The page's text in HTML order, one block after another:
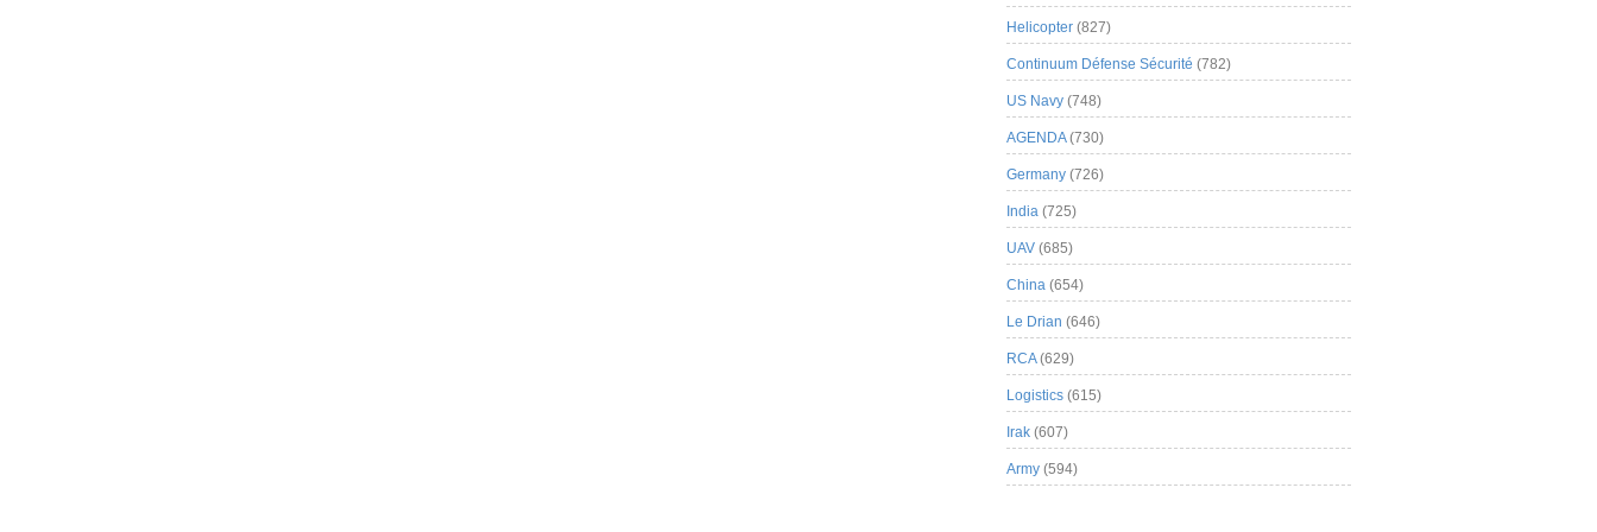
Helicopter (827)
Continuum Défense Sécurité (782)
US Navy (748)
AGENDA(730)
Germany (726)
India (725)
UAV (685)
China (654)
Le Drian (646)
RCA(629)
Logistics (615)
Irak (607)
Army (594)